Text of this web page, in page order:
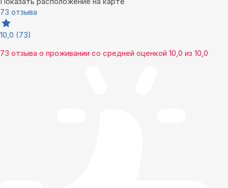
73 отзыва
10,0 (73)
73 отзыва о проживании со средней оценкой 10,0 из 10,0